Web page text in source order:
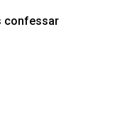
confessar